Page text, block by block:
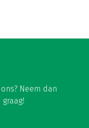
Neem dan